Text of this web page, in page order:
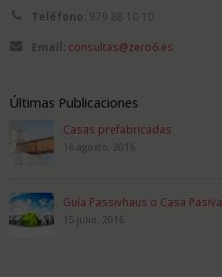
Teléfono: 979 88 10 10
Email: consultas@zero6.es
Últimas Publicaciones
Casas prefabricadas
16 agosto, 2016
Guía Passivhaus o Casa Pasiva
15 julio, 2016